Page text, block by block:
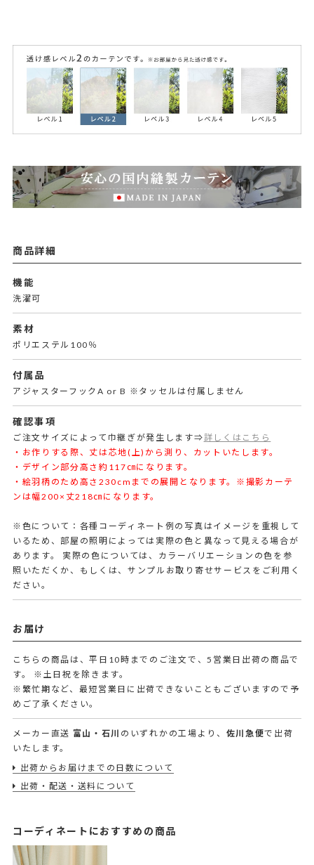
商品詳細
機能
洗濯可
素材
ポリエステル100％
付属品
アジャスターフックA or B ※タッセルは付属しません
確認事項
ご注文サイズによって巾継ぎが発生します⇒詳しくはこちら
・お作りする際、丈は芯地(上)から測り、カットいたします。
・デザイン部分高さ約117㎝になります。
・絵羽柄のため高さ230cmまでの展開となります。※撮影カーテ
ンは幅200×丈218㎝になります。
※色について：各種コーディネート例の写真はイメージを重視して
いるため、部屋の照明によっては実際の色と異なって見える場合が
あります。 実際の色については、カラーバリエーションの色を参
照いただくか、もしくは、サンプルお取り寄せサービスをご利用く
ださい。
お届け
こちらの商品は、平日10時までのご注文で、5営業日出荷の商品で
す。
※土日祝を除きます。
※繁忙期など、最短営業日に出荷できないこともございますので予
めご了承ください。
メーカー直送 富山・石川 のいずれかの工場より、 佐川急便で出荷
いたします。
出荷からお届けまでの日数について
出荷・配送・送料について
コーディネートにおすすめの商品